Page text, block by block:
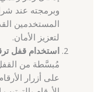
وبرمجته عند
المستخدمين
لتعزيز الأمان.
استخدام قفل
مُبسَّطة من